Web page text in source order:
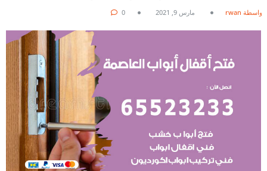
بواسطة rwan مارس 9, 2021 0